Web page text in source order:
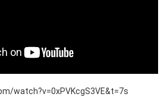
watch?v=0xPVKcgS3VE&t=7s